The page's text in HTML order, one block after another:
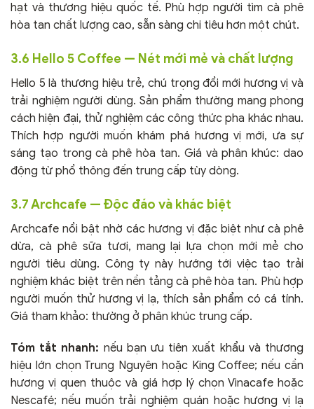
hạt và thương hiệu quốc tế. Phù hợp người tìm cà phê
hòa tan chất lượng cao, sẵn sàng chi tiêu hơn một chút.
3.6 Hello 5 Coffee — Nét mới mẻ và chất lượng
Hello 5 là thương hiệu trẻ, chú trọng đổi mới hương vị và
trải nghiệm người dùng. Sản phẩm thường mang phong
cách hiện đại, thử nghiệm các công thức pha khác nhau.
Thích hợp người muốn khám phá hương vị mới, ưa sự
sáng tạo trong cà phê hòa tan. Giá và phân khúc: dao
động từ phổ thông đến trung cấp tùy dòng.
3.7 Archcafe — Độc đáo và khác biệt
Archcafe nổi bật nhờ các hương vị đặc biệt như cà phê
dừa, cà phê sữa tươi, mang lại lựa chọn mới mẻ cho
người tiêu dùng. Công ty này hướng tới việc tạo trải
nghiệm khác biệt trên nền tảng cà phê hòa tan. Phù hợp
người muốn thử hương vị lạ, thích sản phẩm có cá tính.
Giá tham khảo: thường ở phân khúc trung cấp.
Tóm tắt nhanh: nếu bạn ưu tiên xuất khẩu và thương
hiệu lớn chọn Trung Nguyên hoặc King Coffee; nếu cần
hương vị quen thuộc và giá hợp lý chọn Vinacafe hoặc
Nescafé; nếu muốn trải nghiệm quán hoặc hương vị lạ